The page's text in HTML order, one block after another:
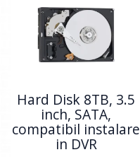
Hard Disk 8TB, 3.5
inch, SATA,
compatibil instalare
in DVR